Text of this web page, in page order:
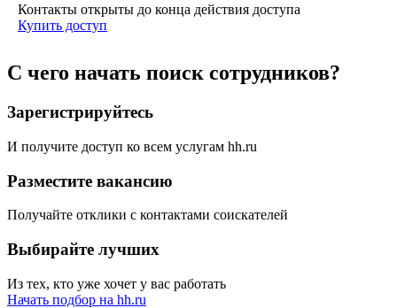
Контакты открыты до конца действия доступа
Купить доступ
С чего начать поиск сотрудников?
Зарегистрируйтесь
И получите доступ ко всем услугам hh.ru
Разместите вакансию
Получайте отклики с контактами соискателей
Выбирайте лучших
Из тех, кто уже хочет у вас работать
Начать подбор на hh.ru